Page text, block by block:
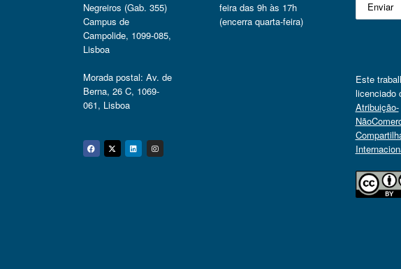
Negreiros (Gab. 355)
Campus de
Campolide, 1099-085,
Lisboa
Morada postal: Av. de
Berna, 26 C, 1069-
061, Lisboa
Facebook
Twitter
Linkedin
Instagram
feira das 9h às 17h
(encerra quarta-feira)
Este
licenciado
Atribuição-